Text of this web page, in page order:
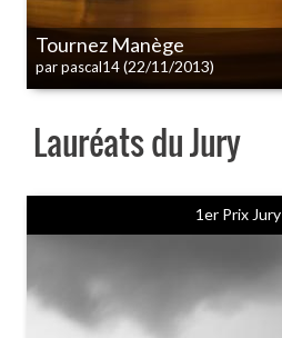
Tournez Manège
par pascal14(22/11/2013)
Lauréats du Jury
1er Prix Jury